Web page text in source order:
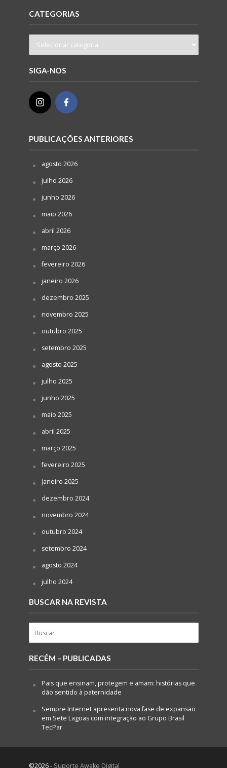
CATEGORIAS
SIGA-NOS
PUBLICAÇÕES ANTERIORES
agosto 2026
julho 2026
junho 2026
maio 2026
abril 2026
março 2026
fevereiro 2026
janeiro 2026
dezembro 2025
novembro 2025
outubro 2025
setembro 2025
agosto 2025
julho 2025
junho 2025
maio 2025
abril 2025
março 2025
fevereiro 2025
janeiro 2025
dezembro 2024
novembro 2024
outubro 2024
setembro 2024
agosto 2024
julho 2024
BUSCAR NA REVISTA
RECÉM – PUBLICADAS
Pais que ensinam, protegem e amam: histórias que
dão sentido à paternidade
Sempre Internet apresenta nova fase de expansão
em Sete Lagoas com integração ao Grupo Brasil
TecPar
©2026 - Suporte Awake Digital